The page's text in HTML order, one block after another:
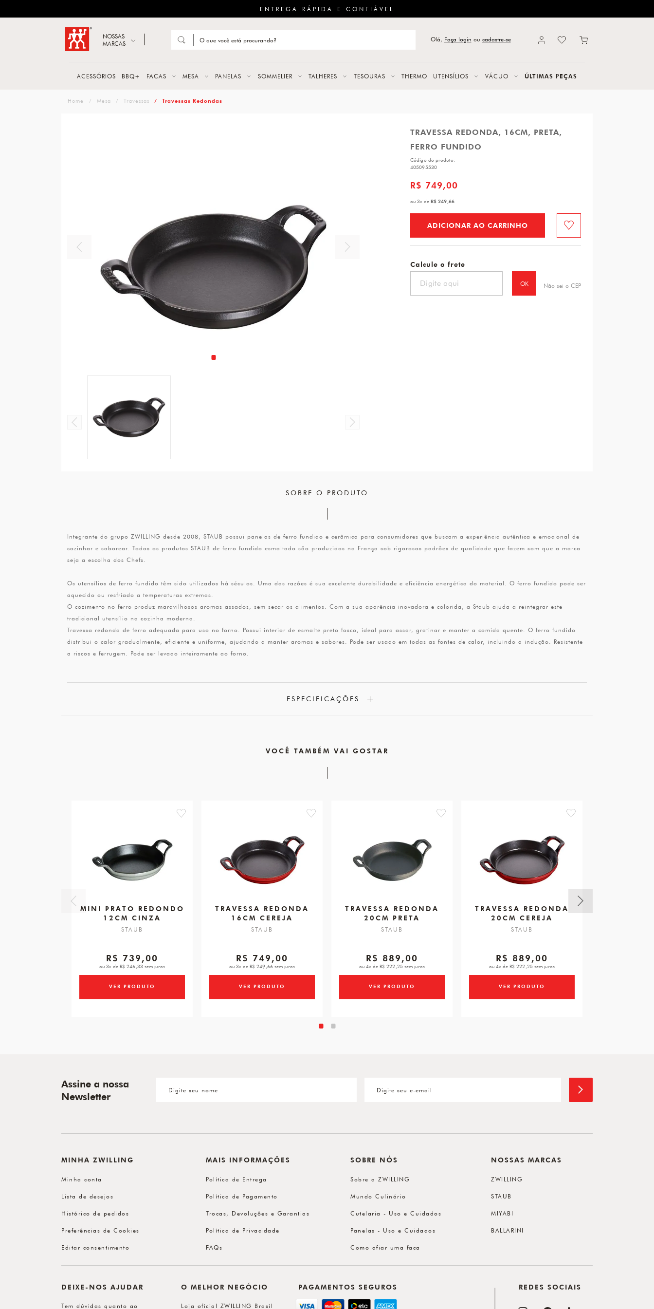
ENTREGA RÁPIDA E CONFIÁVEL
ZWILLING
NOSSAS
MARCAS
FACAS
Olá, Faça login ou cadastre-se
ACESSÓRIOS BBQ+ FACAS MESA PANELAS SOMMELIER TALHERES TESOURAS THERMO UTENSÍLIOS VÁCUO ÚLTIMAS PEÇAS
Mesa Travessas Travessas Redondas
TRAVESSA REDONDA, 16CM, PRETA,
FERRO FUNDIDO
Código do produto:
405095530
R$ 749,00
ou3x de R$ 249,66
ADICIONAR AO CARRINHO Favorito
Calcule o frete
OK Não sei o CEP
SOBRE O PRODUTO
Integrante do grupo ZWILLING desde 2008, STAUB possui panelas de ferro fundido e cerâmica para consumidores que buscam a experiência autêntica e emocional de
cozinhar e saborear. Todos os produtos STAUB de ferro fundido esmaltado são produzidos na França sob rigorosos padrões de qualidade que fazem com que a marca
seja a escolha dos Chefs.
Os utensílios de ferro fundido têm sido utilizados há séculos. Uma das razões é sua excelente durabilidade e eficiência energética do material. O ferro fundido pode ser
aquecido ou resfriado a temperaturas extremas.
O cozimento no ferro produz maravilhosos aromas assados, sem secar os alimentos. Com a sua aparência inovadora e colorida, a Staub ajuda a reintegrar este
tradicional utensílio na cozinha moderna.
Travessa redonda de ferro adequada para uso no forno. Possui interior de esmalte preto fosco, ideal para assar, gratinar e manter a comida quente. O ferro fundido
distribui o calor gradualmente, eficiente e uniforme, ajudando a manter aromas e sabores. Pode ser usado em todas as fontes de calor, incluindo a indução. Resistente
a riscos e ferrugem. Pode ser levado inteiramente ao forno.
ESPECIFICAÇÕES
VOCÊ TAMBÉM VAI GOSTAR
favorite
MINI PRATO REDONDO
12CM CINZA
STAUB
R$ 739,00
ou 3x de R$ 246,33 sem juros
VER PRODUTO
favorite
TRAVESSA REDONDA
16CM CEREJA
STAUB
R$ 749,00
ou 3x de R$ 249,66 sem juros
VER PRODUTO
favorite
TRAVESSA REDONDA
20CM PRETA
STAUB
R$ 889,00
ou 4x de R$ 222,25 sem juros
VER PRODUTO
favorite
TRAVESSA REDONDA
20CM CEREJA
STAUB
R$ 889,00
ou 4x de R$ 222,25 sem juros
VER PRODUTO
Assine a nossa
Newsletter
MINHA ZWILLING
Minha conta
Lista de desejos
Histórico de pedidos
Preferências de Cookies
Editar consentimento
MAIS INFORMAÇÕES
Política de Entrega
Política de Pagamento
Trocas, Devoluções e Garantias
Política de Privacidade
FAQs
SOBRE NÓS
Sobre a ZWILLING
Mundo Culinário
Cutelaria - Uso e Cuidados
Panelas - Uso e Cuidados
Como afiar uma faca
NOSSAS MARCAS
ZWILLING
STAUB
MIYABI
BALLARINI
DEIXE-NOS AJUDAR
Tem dúvidas quanto ao
O MELHOR NEGÓCIO
Loja oficial ZWILLING Brasil
PAGAMENTOS SEGUROS REDES SOCIAIS